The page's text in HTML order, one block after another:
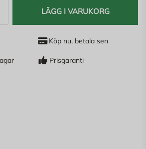
LÄGG I VARUKORG
Köp nu, betala sen
Prisgaranti